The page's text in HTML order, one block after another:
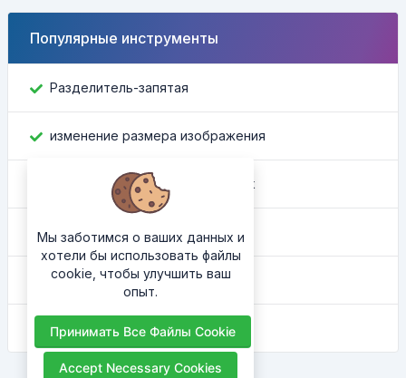
Популярные инструменты
Разделитель-запятая
изменение размера изображения
Найти идентификатор Facebook
Конвертер цвета
Какой у меня IP
HTML-украситель
Мы заботимся о ваших данных и
хотели бы использовать файлы
cookie, чтобы улучшить ваш
опыт.
Принимать Все Файлы Cookie
Accept Necessary Cookies